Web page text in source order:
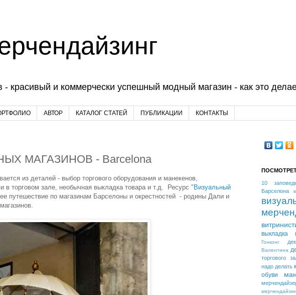
красивый и коммерчески успешный модный магазин - как это
АВТОР КАТАЛОГ СТАТЕЙ ПУБЛИКАЦИИ КОНТАКТЫ
МАГАЗИНОВ - Barcelona
из деталей - выбор торгового оборудования и манекенов,
в торговом зале, необычная выкладка товара и т.д. Ресурс "Визуальный
путешествие по магазинам Барселоны и окрестностей - родины Дали и
10
Барселона
выкладка
Гонконг
Валентина
торгового
надо делать
обуви